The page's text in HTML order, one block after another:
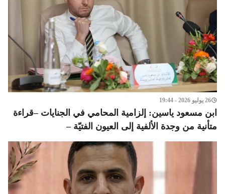
26 يوليو 2026 - 19:44
ابن مسعود ياسين: إلزامية المحامي في الجنايات –قراءة
متأنية من وجدة الألفية إلى العيون الفتيّة –